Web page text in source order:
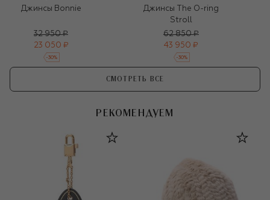
Джинсы Bonnie
32 950 ₽
23 050 ₽
-30%
Джинсы The O-ring
Stroll
62 850 ₽
43 950 ₽
-30%
СМОТРЕТЬ ВСЕ
РЕКОМЕНДУЕМ